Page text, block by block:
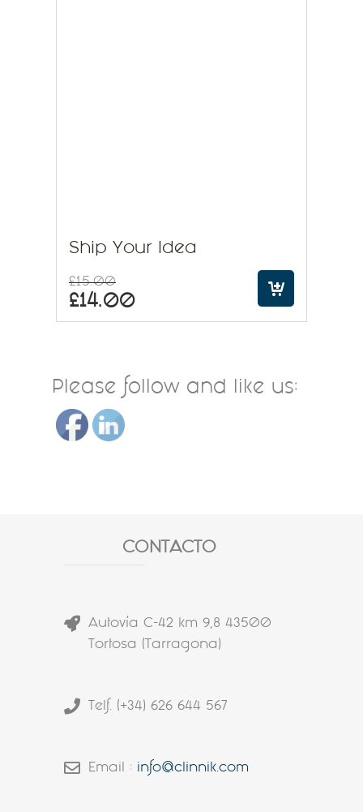
Ship Your Idea
£15.00
£14.00
Please follow and like us:
CONTACTO
Autovía C-42 km 9,8 43500
Tortosa (Tarragona)
Telf. (+34) 626 644 567
Email : info@clinnik.com